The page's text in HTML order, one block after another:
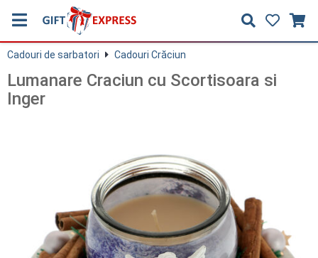
Cadouri de sarbatori Cadouri Crăciun
Lumanare Craciun cu Scortisoara si
Inger